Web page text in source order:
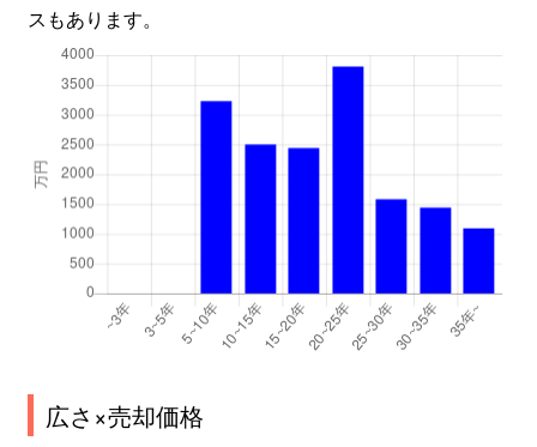
スもあります。
広さ×売却価格